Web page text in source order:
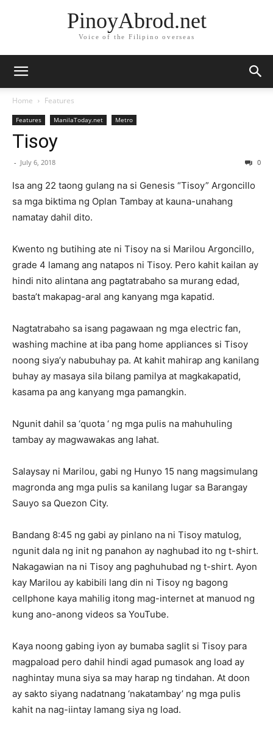
PinoyAbrod.net
Voice of the Filipino overseas
Home Features
Features ManilaToday.net Metro
Tisoy
- July 6, 2018 0
Isa ang 22 taong gulang na si Genesis “Tisoy” Argoncillo
sa mga biktima ng Oplan Tambay at kauna-unahang
namatay dahil dito.
Kwento ng butihing ate ni Tisoy na si Marilou Argoncillo,
grade 4 lamang ang natapos ni Tisoy. Pero kahit kailan ay
hindi nito alintana ang pagtatrabaho sa murang edad,
basta’t makapag-aral ang kanyang mga kapatid.
Nagtatrabaho sa isang pagawaan ng mga electric fan,
washing machine at iba pang home appliances si Tisoy
noong siya’y nabubuhay pa. At kahit mahirap ang kanilang
buhay ay masaya sila bilang pamilya at magkakapatid,
kasama pa ang kanyang mga pamangkin.
Ngunit dahil sa ‘quota ‘ ng mga pulis na mahuhuling
tambay ay magwawakas ang lahat.
Salaysay ni Marilou, gabi ng Hunyo 15 nang magsimulang
magronda ang mga pulis sa kanilang lugar sa Barangay
Sauyo sa Quezon City.
Bandang 8:45 ng gabi ay pinlano na ni Tisoy matulog,
ngunit dala ng init ng panahon ay naghubad ito ng t-shirt.
Nakagawian na ni Tisoy ang paghuhubad ng t-shirt. Ayon
kay Marilou ay kabibili lang din ni Tisoy ng bagong
cellphone kaya mahilig itong mag-internet at manuod ng
kung ano-anong videos sa YouTube.
Kaya noong gabing iyon ay bumaba saglit si Tisoy para
magpaload pero dahil hindi agad pumasok ang load ay
naghintay muna siya sa may harap ng tindahan. At doon
ay sakto siyang nadatnang ‘nakatambay’ ng mga pulis
kahit na nag-iintay lamang siya ng load.